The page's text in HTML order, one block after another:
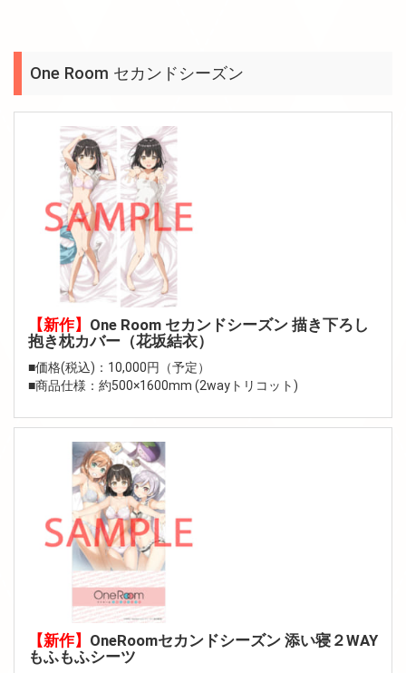
One Room セカンドシーズン
【新作】 One Room セカンドシーズン 描き下ろし
抱き枕カバー（花坂結衣）
■価格(税込)：10,000円（予定）
■商品仕様：約500×1600mm (2wayトリコット)
【新作】 OneRoomセカンドシーズン 添い寝２WAY
もふもふシーツ